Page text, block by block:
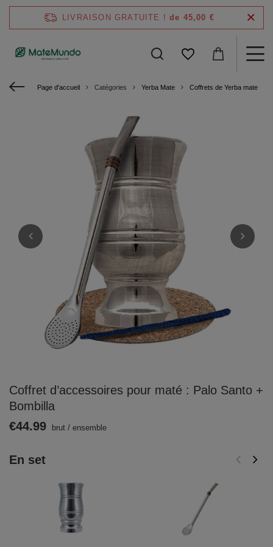
LIVRAISON GRATUITE ! de 45,00 €
Page d'accueil Catégories Yerba Mate Coffrets de Yerba mate
Coffret d’accessoires pour maté : Palo Santo +
Bombilla
En set
€44.99 brut / ensemble